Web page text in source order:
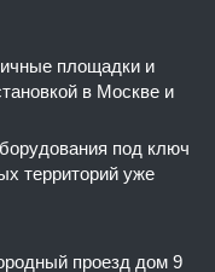
площадки и
в Москве и
под ключ
территорий уже
проезд дом 9